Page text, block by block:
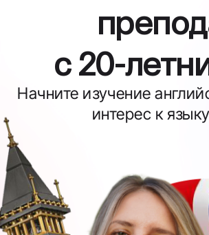
с 20-
Начните изучение
интерес к